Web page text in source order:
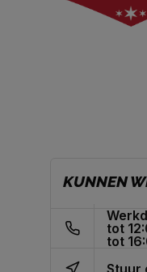
KUNNEN
tot
tot
Stuur